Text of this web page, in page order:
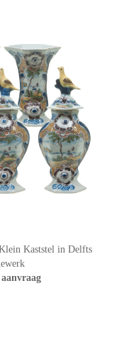
Kaststel in Delfts